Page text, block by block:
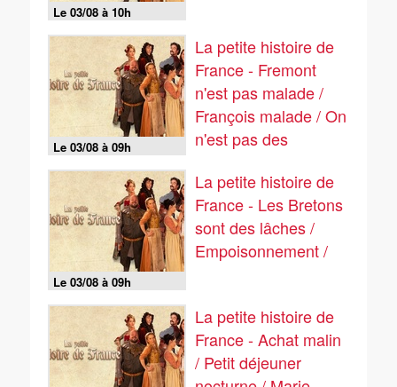
Le 03/08 à 10h
Le 03/08 à 09h
La petite histoire de
France - Fremont
n'est pas malade /
François malade / On
n'est pas des
Le 03/08 à 09h
La petite histoire de
France - Les Bretons
sont des lâches /
Empoisonnement /
La petite histoire de
France - Achat malin
/ Petit déjeuner